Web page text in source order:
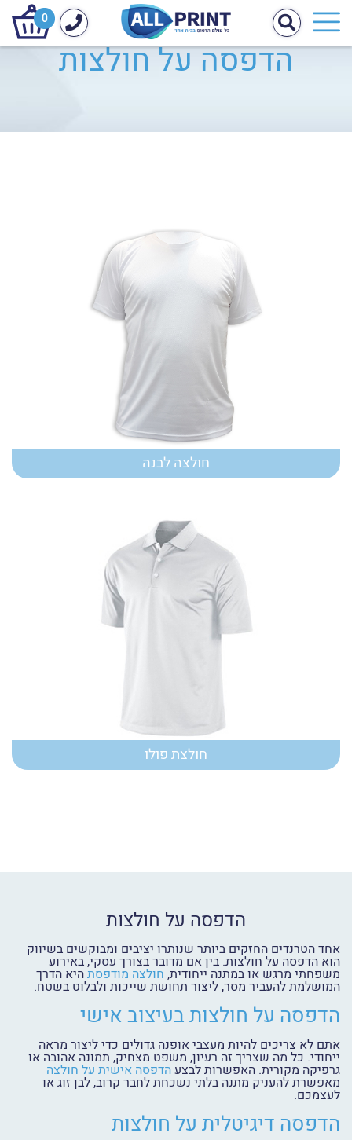
0
הדפסה על חולצות
חולצה לבנה
חולצת פולו
הדפסה על חולצות
אחד הטרנדים החזקים ביותר שנותרו יציבים ומבוקשים בשיווק
הוא הדפסה על חולצות. בין אם מדובר בצורך עסקי, באירוע
משפחתי מרגש או במתנה ייחודית, חולצה מודפסתהיא הדרך
המושלמת להעביר מסר, ליצור תחושת שייכות ולבלוט בשטח.
הדפסה על חולצות בעיצוב אישי
אתם לא צריכים להיות מעצבי אופנה גדולים כדי ליצור מראה
ייחודי. כל מה שצריך זה רעיון, משפט מצחיק, תמונה אהובה או
גרפיקה מקורית. האפשרות לבצעהדפסה אישית על חולצה
מאפשרת להעניק מתנה בלתי נשכחת לחבר קרוב, לבן זוג או
לעצמכם.
הדפסה דיגיטלית על חולצות